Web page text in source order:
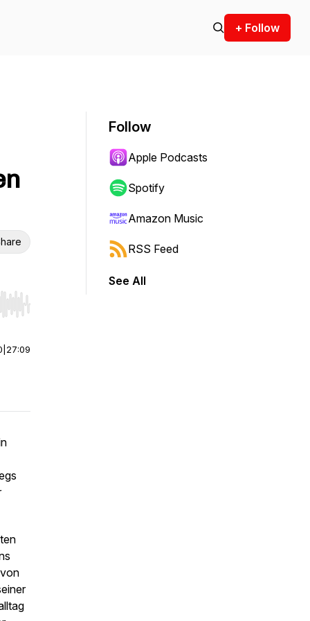
+ Follow
Hold shift to jump forward or backward.
27:09
Follow
Apple Podcasts
Spotify
Amazon Music
RSS Feed
See All